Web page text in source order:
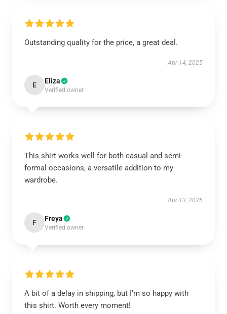
Outstanding quality for the price, a great deal.
Apr 14, 2025
E Eliza
Verified owner
This shirt works well for both casual and semi-
formal occasions, a versatile addition to my
wardrobe.
Apr 13, 2025
F Freya
Verified owner
A bit of a delay in shipping, but I’m so happy with
this shirt. Worth every moment!